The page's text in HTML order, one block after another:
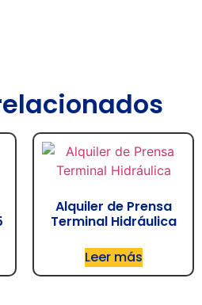
Alquiler de Prensa
Terminal Hidráulica
Leer más